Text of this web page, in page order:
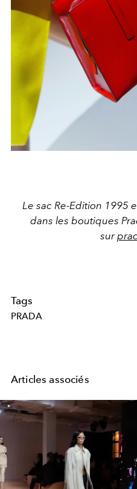
Le sac Re-Edition 1995
dans les boutiques
sur
Tags
PRADA
Articles associés